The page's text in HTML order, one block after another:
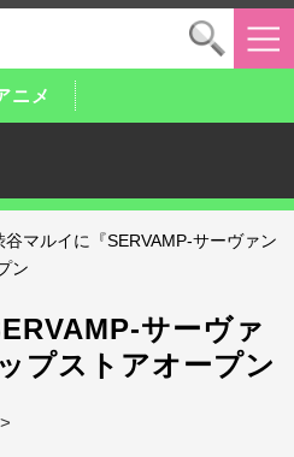
ニメ
谷マルイに『SERVAMP-サーヴァン
ン
サーヴァ
プストアオープン